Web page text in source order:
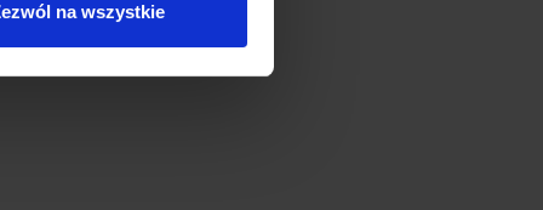
na wszystkie